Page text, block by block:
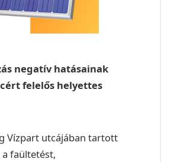
negatív hatásainak
felelős helyettes
Vízpart utcájában tartott
faültetést,